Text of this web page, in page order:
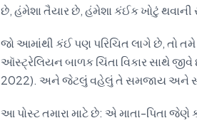
છે, હંમેશા તૈયાર છે, હંમેશા કંઈક ખોટું થવાની
જો આમાંથી કંઈ પણ પરિચિત લાગે છે, તો
ઑસ્ટ્રેલિયન બાળક ચિંતા વિકાર સાથે
2022). અને જેટલું વહેલું તે સમજાય અને
આ પોસ્ટ તમારા માટે છે: એ માતા-પિતા